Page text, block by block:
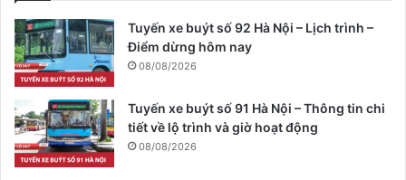
Tuyến xe buýt số 92 Hà Nội – Lịch trình –
Điểm dừng hôm nay
08/08/2026
Tuyến xe buýt số 91 Hà Nội – Thông tin chi
tiết về lộ trình và giờ hoạt động
08/08/2026